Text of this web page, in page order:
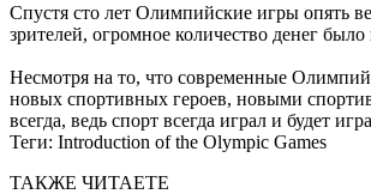
Спустя сто лет Олимпийские игры опять
зрителей, огромное количество денег
Несмотря на то, что современные
новых спортивных героев, новыми
всегда, ведь спорт всегда играл и будет
Теги: Introduction of the Olympic Games
ТАКЖЕ ЧИТАЕТЕ